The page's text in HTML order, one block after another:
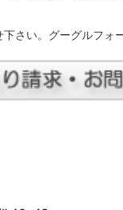
さい。グーグルフォ